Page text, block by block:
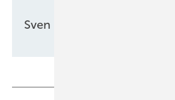
Sven Ullrich